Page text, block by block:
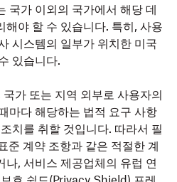
국가 이외의 국가에서 해당 데
해야 할 수 있습니다. 특히, 사용
시스템의 일부가 위치한 미국
있습니다.
가 또는 지역 외부로 사용자의
마다 해당하는 법적 요구 사항
치를 취할 것입니다. 따라서 필
준 계약 조항과 같은 적절한 계
나, 서비스 제공업체의 유럽 연